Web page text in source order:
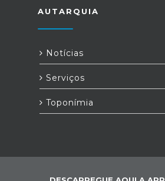
AUTARQUIA
Notícias
Serviços
Toponímia